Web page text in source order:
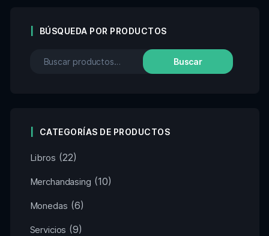
BÚSQUEDA POR PRODUCTOS
Buscar
CATEGORÍAS DE PRODUCTOS
Libros (22)
Merchandasing (10)
Monedas (6)
Servicios (9)